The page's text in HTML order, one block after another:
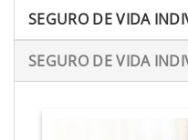
SEGURO DE VIDA
SEGURO DE VIDA